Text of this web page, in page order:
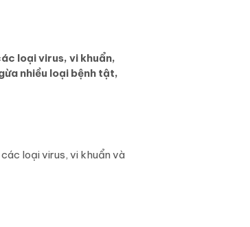
loại virus, vi khuẩn,
nhiều loại bệnh tật,
loại virus, vi khuẩn và